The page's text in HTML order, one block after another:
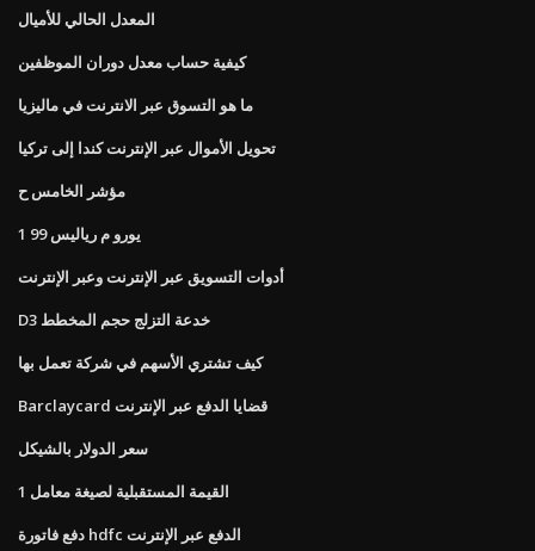
المعدل الحالي للأميال
كيفية حساب معدل دوران الموظفين
ما هو التسوق عبر الانترنت في ماليزيا
تحويل الأموال عبر الإنترنت كندا إلى تركيا
مؤشر الخامس ح
1 99 يورو م رياليس
أدوات التسويق عبر الإنترنت وعبر الإنترنت
D3 خدعة التزلج حجم المخطط
كيف تشتري الأسهم في شركة تعمل بها
Barclaycard قضايا الدفع عبر الإنترنت
سعر الدولار بالشيكل
القيمة المستقبلية لصيغة معامل 1
دفع فاتورة hdfc الدفع عبر الإنترنت